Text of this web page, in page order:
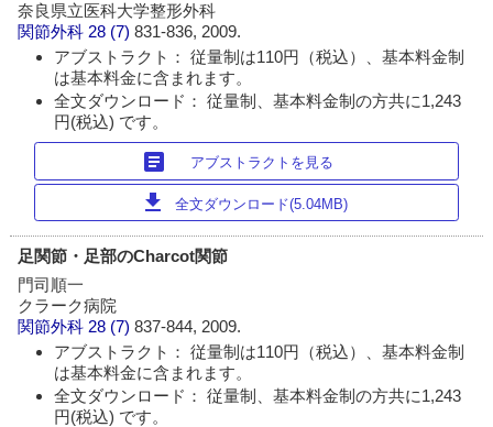
奈良県立医科大学整形外科
関節外科 28 (7)831-836, 2009.
アブストラクト： 従量制は110円（税込）、基本料金制
は基本料金に含まれます。
全文ダウンロード： 従量制、基本料金制の方共に1,243
円(税込) です。
article アブストラクトを見る
download 全文ダウンロード(5.04MB)
足関節・足部のCharcot関節
門司順一
クラーク病院
関節外科 28 (7)837-844, 2009.
アブストラクト： 従量制は110円（税込）、基本料金制
は基本料金に含まれます。
全文ダウンロード： 従量制、基本料金制の方共に1,243
円(税込) です。